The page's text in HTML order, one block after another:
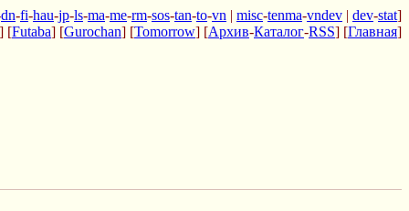
dn-fi-hau-jp-ls-ma-me-rm-sos-tan-to-vn | misc-tenma-vndev | dev-stat]
] [Futaba] [Gurochan] [Tomorrow] [Архив-Каталог-RSS] [Главная]